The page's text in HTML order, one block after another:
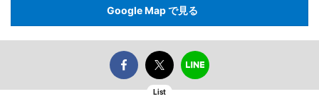
Google Map で見る
List